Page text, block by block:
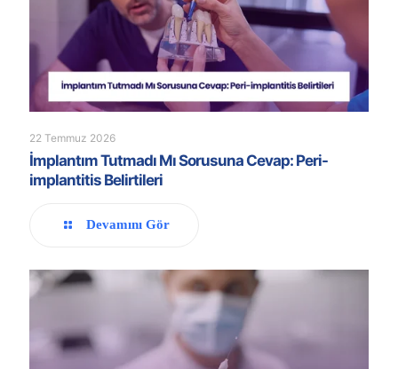
22 Temmuz 2026
İmplantım Tutmadı Mı Sorusuna Cevap: Peri-
implantitis Belirtileri
Devamını Gör